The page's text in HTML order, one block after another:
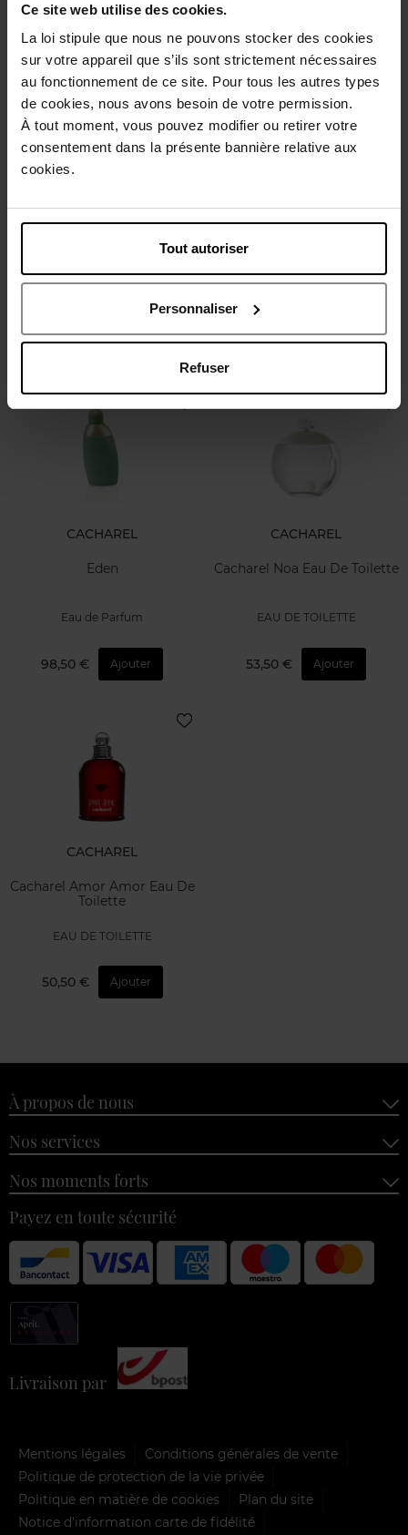
Ce site web utilise des cookies.
La loi stipule que nous ne pouvons stocker des cookies
sur votre appareil que s’ils sont strictement nécessaires
au fonctionnement de ce site. Pour tous les autres types
de cookies, nous avons besoin de votre permission.
À tout moment, vous pouvez modifier ou retirer votre
consentement dans la présente bannière relative aux
cookies.
Tout autoriser
Personnaliser
Refuser
90,50 € Ajouter
Anaïs Anaïs L'Original
50,50 € Ajouter
CACHAREL
Eden
Eau de Parfum
98,50 € Ajouter
CACHAREL
Cacharel Noa Eau De Toilette
EAU DE TOILETTE
53,50 € Ajouter
CACHAREL
Cacharel Amor Amor Eau De
Toilette
EAU DE TOILETTE
50,50 € Ajouter
À propos de nous
Nos services
Nos moments forts
Payez en toute sécurité
Livraison par
Mentions légales
Conditions générales de vente
Politique de protection de la vie privée
Politique en matière de cookies
Plan du site
Notice d'information carte de fidélité